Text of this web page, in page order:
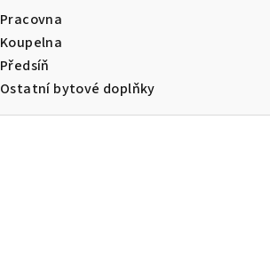
Pracovna
Koupelna
Předsíň
Ostatní bytové doplňky